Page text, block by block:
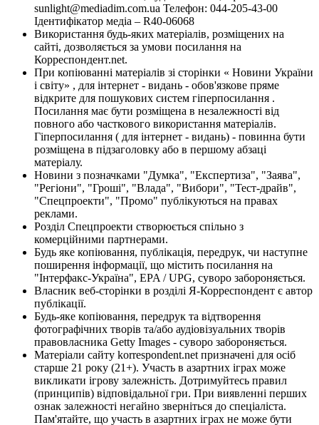
sunlight@mediadim.com.ua Телефон: 044-205-43-00
Ідентифікатор медіа – R40-06068
Використання будь-яких матеріалів, розміщених на
сайті, дозволяється за умови посилання на
Корреспондент.net.
При копіюванні матеріалів зі сторінки « Новини України
і світу» , для інтернет - видань - обов'язкове пряме
відкрите для пошукових систем гіперпосилання .
Посилання має бути розміщена в незалежності від
повного або часткового використання матеріалів.
Гіперпосилання ( для інтернет - видань) - повинна бути
розміщена в підзаголовку або в першому абзаці
матеріалу.
Новини з позначками "Думка", "Експертиза", "Заява",
"Регіони", "Гроші", "Влада", "Вибори", "Тест-драйв",
"Спецпроекти", "Промо" публікуються на правах
реклами.
Розділ Спецпроекти створюється спільно з
комерційними партнерами.
Будь яке копіювання, публікація, передрук, чи наступне
поширення інформації, що містить посилання на
"Інтерфакс-Україна", EPA / UPG, суворо забороняється.
Власник веб-сторінки в розділі Я-Корреспондент є автор
публікації.
Будь-яке копіювання, передрук та відтворення
фотографічних творів та/або аудіовізуальних творів
правовласника Getty Images - суворо забороняється.
Матеріали сайту korrespondent.net призначені для осіб
старше 21 року (21+). Участь в азартних іграх може
викликати ігрову залежність. Дотримуйтесь правил
(принципів) відповідальної гри. При виявленні перших
ознак залежності негайно зверніться до спеціаліста.
Пам'ятайте, що участь в азартних іграх не може бути